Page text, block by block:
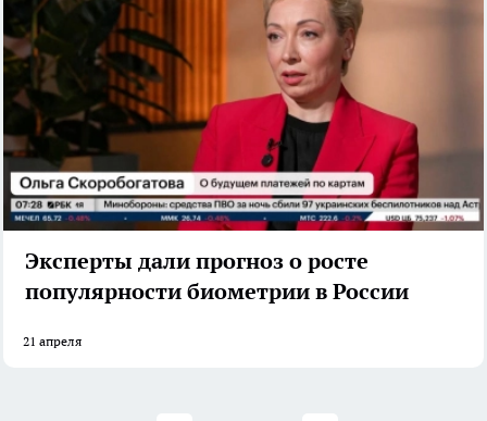
Эксперты дали прогноз о росте
популярности биометрии в России
21 апреля